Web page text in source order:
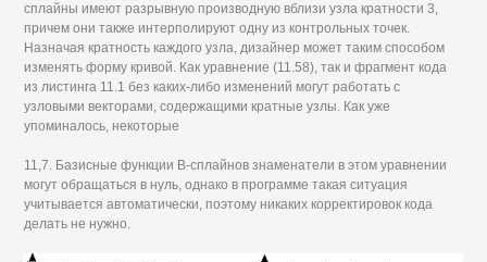
сплайны имеют разрывную производную вблизи узла кратности 3,
причем они также интерполируют одну из контрольных точек.
Назначая кратность каждого узла, дизайнер может таким способом
изменять форму кривой. Как уравнение (11.58), так и фрагмент кода
из листинга 11.1 без каких-либо изменений могут работать с
узловыми векторами, содержащими кратные узлы. Как уже
упоминалось, некоторые
11,7. Базисные функции В-сплайнов знаменатели в этом уравнении
могут обращаться в нуль, однако в программе такая ситуация
учитывается автоматически, поэтому никаких корректировок кода
делать не нужно.